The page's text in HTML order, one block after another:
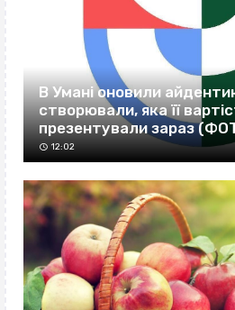
В Умані оновили
створювали, яка її
презентували зараз
12:02